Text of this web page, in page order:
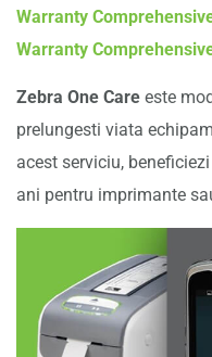
Warranty
Warranty
Zebra One Care este
prelungesti viata
acest serviciu,
ani pentru imprimante